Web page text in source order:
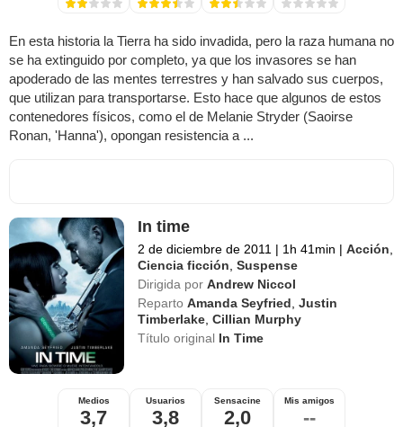
En esta historia la Tierra ha sido invadida, pero la raza humana no
se ha extinguido por completo, ya que los invasores se han
apoderado de las mentes terrestres y han salvado sus cuerpos,
que utilizan para transportarse. Esto hace que algunos de estos
contenedores físicos, como el de Melanie Stryder (Saoirse
Ronan, 'Hanna'), opongan resistencia a ...
In time
2 de diciembre de 2011 | 1h 41min | Acción
Ciencia ficción ,Suspense
Dirigida por Andrew Niccol
Reparto Amanda Seyfried ,Justin
Timberlake ,Cillian Murphy
Título original In Time
Medios
3,7
Usuarios
3,8
Sensacine
2,0
Mis amigos
--